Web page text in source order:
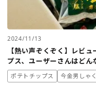
2024/11/13
【熱い声ぞくぞく】レビ
プス、ユーザーさんはどん
ポテトチップス 今金男しゃ